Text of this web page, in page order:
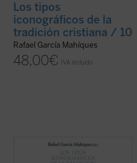
Los tipos
iconográficos de la
tradición cristiana / 10
Rafael García Mahíques
48,00€ IVA incluido
Este noveno volumen de la colección «Los
cristiana» está dedicado al Éxodo.